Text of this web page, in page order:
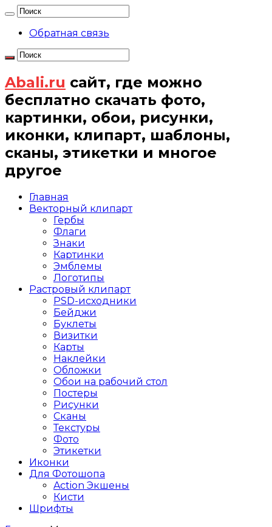
Обратная связь
Abali.ru сайт, где можно
бесплатно скачать фото,
картинки, обои, рисунки,
иконки, клипарт, шаблоны,
сканы, этикетки и многое
другое
Главная
Векторный клипарт
Гербы
Флаги
Знаки
Картинки
Эмблемы
Логотипы
Растровый клипарт
PSD-исходники
Бейджи
Буклеты
Визитки
Карты
Наклейки
Обложки
Обои на рабочий стол
Постеры
Рисунки
Сканы
Текстуры
Фото
Этикетки
Иконки
Для Фотошопа
Action Экшены
Кисти
Шрифты